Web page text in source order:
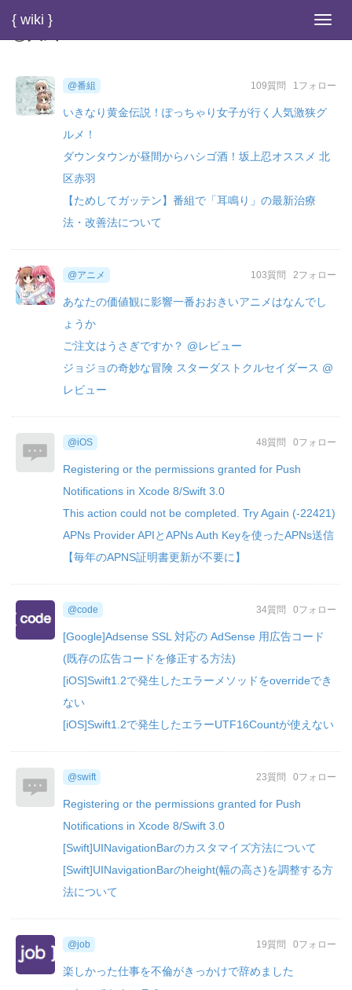
{ wiki }
109質問 1フォロー
@番組
いきなり黄金伝説！ぽっちゃり女子が行く人気激狭グ
ルメ！
ダウンタウンが昼間からハシゴ酒！坂上忍オススメ 北
区赤羽
【ためしてガッテン】番組で「耳鳴り」の最新治療
法・改善法について
103質問 2フォロー
@アニメ
あなたの価値観に影響一番おおきいアニメはなんでし
ょうか
ご注文はうさぎですか？ @レビュー
ジョジョの奇妙な冒険 スターダストクルセイダース @
レビュー
48質問 0フォロー
@iOS
Registering or the permissions granted for Push
Notifications in Xcode 8/Swift 3.0
This action could not be completed. Try Again (-22421)
APNs Provider APIとAPNs Auth Keyを使ったAPNs送信
【毎年のAPNS証明書更新が不要に】
34質問 0フォロー
@code
[Google]Adsense SSL 対応の AdSense 用広告コード
(既存の広告コードを修正する方法)
[iOS]Swift1.2で発生したエラーメソッドをoverrideでき
ない
[iOS]Swift1.2で発生したエラーUTF16Countが使えない
23質問 0フォロー
@swift
Registering or the permissions granted for Push
Notifications in Xcode 8/Swift 3.0
[Swift]UINavigationBarのカスタマイズ方法について
[Swift]UINavigationBarのheight(幅の高さ)を調整する方
法について
19質問 0フォロー
@job
楽しかった仕事を不倫がきっかけで辞めました